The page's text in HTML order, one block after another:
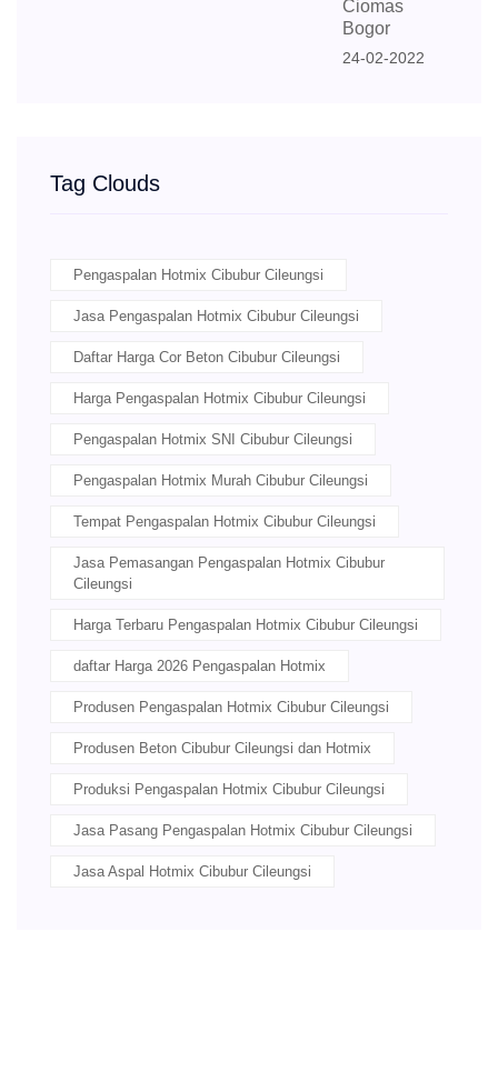
Ciomas
Bogor
24-02-2022
Tag Clouds
Pengaspalan Hotmix Cibubur Cileungsi
Jasa Pengaspalan Hotmix Cibubur Cileungsi
Daftar Harga Cor Beton Cibubur Cileungsi
Harga Pengaspalan Hotmix Cibubur Cileungsi
Pengaspalan Hotmix SNI Cibubur Cileungsi
Pengaspalan Hotmix Murah Cibubur Cileungsi
Tempat Pengaspalan Hotmix Cibubur Cileungsi
Jasa Pemasangan Pengaspalan Hotmix Cibubur
Cileungsi
Harga Terbaru Pengaspalan Hotmix Cibubur Cileungsi
daftar Harga 2026 Pengaspalan Hotmix
Produsen Pengaspalan Hotmix Cibubur Cileungsi
Produsen Beton Cibubur Cileungsi dan Hotmix
Produksi Pengaspalan Hotmix Cibubur Cileungsi
Jasa Pasang Pengaspalan Hotmix Cibubur Cileungsi
Jasa Aspal Hotmix Cibubur Cileungsi